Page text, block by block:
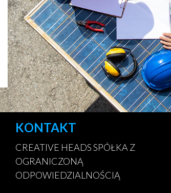
KONTAKT
CREATIVE HEADS SPÓŁKA Z
OGRANICZONĄ
ODPOWIEDZIALNOŚCIĄ